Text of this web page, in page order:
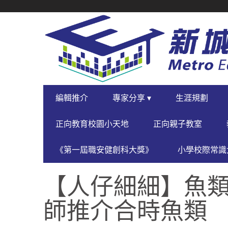
NAVIGATION
PRIMARY
NAVIGATION
編輯推介 專家分享 ▾ 生涯規劃
正向教育校園小天地 正向親子教室
《第一屆職安健創科大獎》 小學校際常
【人仔細細】魚
師推介合時魚類